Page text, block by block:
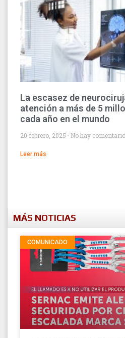
La escasez de
atención a más de 5
cada año en el mundo
20 febrero, 2025 No hay
Leer más
MÁS NOTICIAS
COMUNICADO